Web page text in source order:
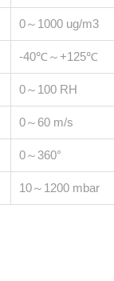
0～1000 ug/m3
-40℃～+125℃
0～100 RH
0～60 m/s
0～360°
10～1200 mbar